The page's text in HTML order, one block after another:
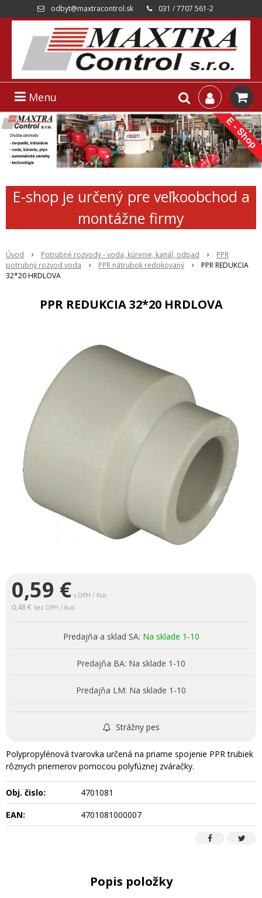
odbyt@maxtracontrol.sk 031 / 7707 561-2
Menu
E-shop je určený pre veľkoobchod a
montážne firmy
Úvod Potrubné rozvody - voda, kúrenie, kanál, odpad
PPR
potrubný rozvod voda
PPR nátrubok redokovaný
PPR REDUKCIA
32*20 HRDLOVA
PPR REDUKCIA 32*20 HRDLOVA
0,59 € s DPH / Kus
0,48 € bez DPH / Kus
Predajňa a sklad SA: Na sklade 1-10
Predajňa BA: Na sklade 1-10
Predajňa LM: Na sklade 1-10
Strážny pes
Polypropylénová tvarovka určená na priame spojenie PPR trubiek
rôznych priemerov pomocou polyfúznej zváračky.
Obj. čislo:
4701081
EAN:
4701081000007
Popis položky